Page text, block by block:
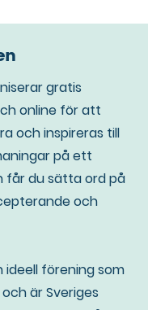
gratis
online för att
och inspireras till
på ett
får du sätta ord på
och
ideell förening som
är Sveriges